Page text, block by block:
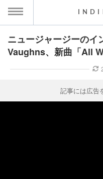
MENU
ニュージャージーのイ
Vaughns、新曲「All
記事には広告